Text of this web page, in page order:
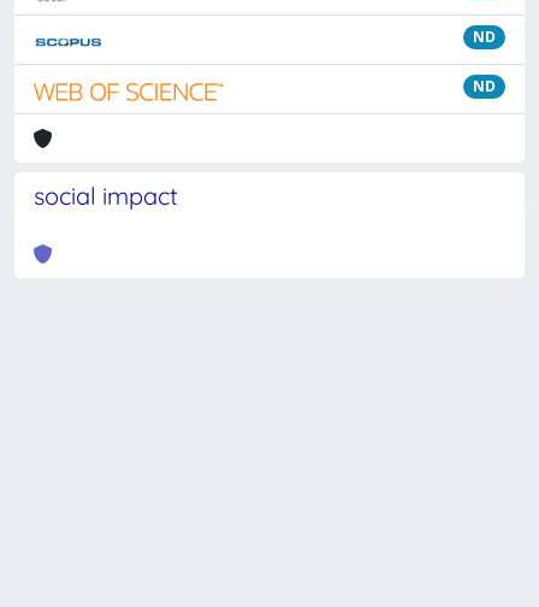
ND
ND
social impact